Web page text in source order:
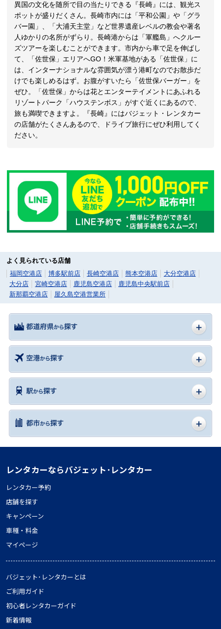
異国の文化を随所で目の当たりできる『長崎』には、観光ス
ポットが盛りだくさん。長崎市内には「平和公園」や「グラ
バー園」、「大浦天主堂」など世界遺産レベルの教会や著名
人ゆかりの名所がずらり。長崎港からは「軍艦島」へクルー
ズツアーを楽しむことができます。市内から車で足を伸ばし
て、「佐世保」エリアへGO！米軍基地がある「佐世保」に
は、インターナショナルな雰囲気が漂う港町なのでお散歩だ
けでも楽しめるはず。お腹がすいたら「佐世保バーガー」を
ぜひ。「佐世保」からは花とエンターテイメントにあふれる
リゾートパーク「ハウステンボス」がすぐ近くにあるので、
旅も満喫できますよ。『長崎』にはバジェット・レンタカー
の店舗がたくさんあるので、ドライブ旅行にぜひ利用してく
ださい。
よく見られている店舗
福岡空港店
博多駅前店 長崎空港店 熊本空港店
大分空港店
大分店
宮崎空港店 鹿児島空港店
鹿児島中央駅前店
新那覇空港店
屋久島空港営業所
レンタカーならバジェット･レンタカー
レンタカー予約
店舗を探す
キャンペーン
車種・料金
マイページ
バジェット･レンタカーとは
ご利用ガイド
初心者レンタカーガイド
新着情報